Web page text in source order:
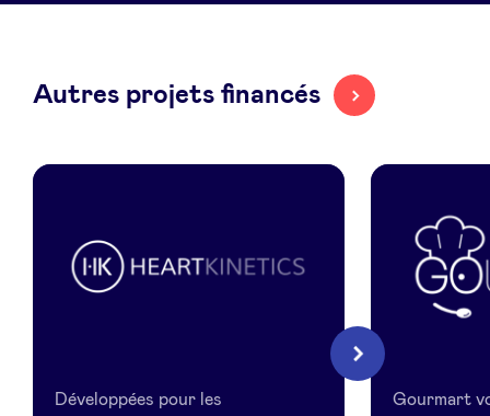
Autres projets financés
Développées pour les
Gourmart
Suivant